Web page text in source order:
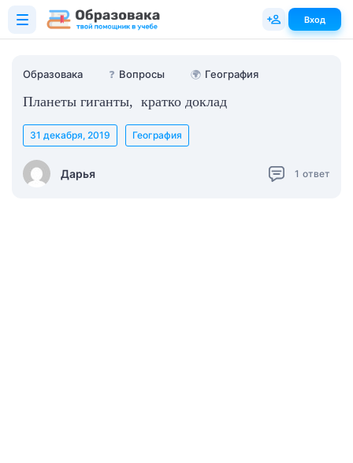
Образовака ❓ Вопросы 🌍 География
Планеты гиганты, кратко доклад
Дарья
31 декабря, 2019 География
1 ответ
Вход